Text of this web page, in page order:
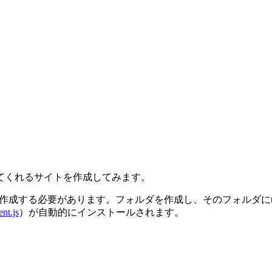
れるサイトを作成してみます。
する必要があります。フォルダを作成し、そのフォルダに
）が自動的にインストールされます。